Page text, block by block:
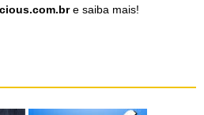
e saiba mais!